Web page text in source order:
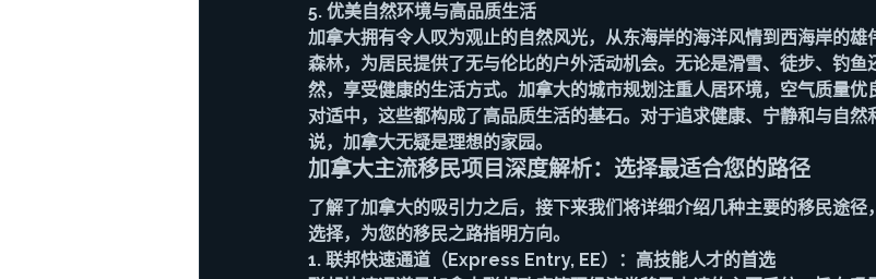
5. 优美自然环境与高品质生活
加拿大拥有令人叹为观止的自然风光，从东海岸的海洋风情到西海岸的
森林，为居民提供了无与伦比的户外活动机会。无论是滑雪、徒步、钓鱼
然，享受健康的生活方式。加拿大的城市规划注重人居环境，空气质量优
对适中，这些都构成了高品质生活的基石。对于追求健康、宁静和与自
说，加拿大无疑是理想的家园。
加拿大主流移民项目深度解析：选择最适合您的路径
了解了加拿大的吸引力之后，接下来我们将详细介绍几种主要的移民途径
选择，为您的移民之路指明方向。
1. 联邦快速通道（Express Entry, EE）：高技能人才的首选